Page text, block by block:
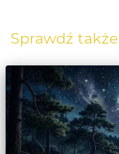
Sprawdź także